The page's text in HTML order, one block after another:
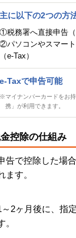
主に以下の2つの方
①税務署へ直接申告（
②パソコンやスマー
（e-Tax）
e-Taxで申告可能
マイナンバーカードをお
携」が利用できます。
控除の仕組み
で控除した場合
ます。
2ヶ月後に、指